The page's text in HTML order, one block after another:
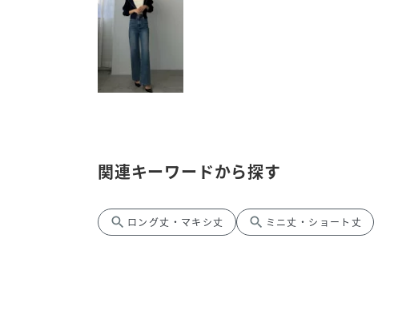
関連キーワードから探す
search ロング丈・マキシ丈 search ミニ丈・ショート丈